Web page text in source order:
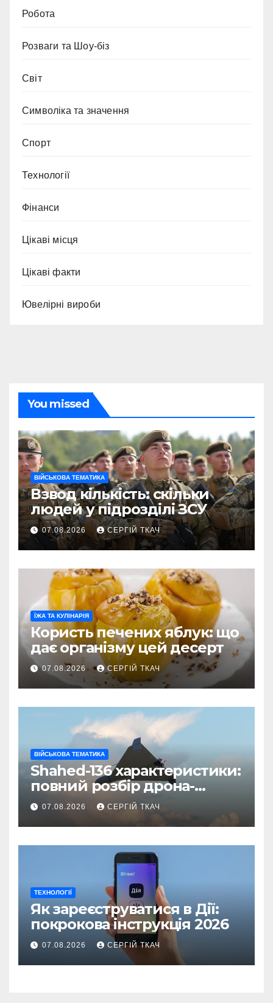
Робота
Розваги та Шоу-біз
Світ
Символіка та значення
Спорт
Технології
Фінанси
Цікаві місця
Цікаві факти
Ювелірні вироби
You missed
ВІЙСЬКОВА ТЕМАТИКА
Взвод кількість: скільки
людей у підрозділі ЗСУ
07.08.2026 СЕРГІЙ ТКАЧ
ЇЖА ТА КУЛІНАРІЯ
Користь печених яблук: що
дає організму цей десерт
07.08.2026 СЕРГІЙ ТКАЧ
ВІЙСЬКОВА ТЕМАТИКА
Shahed-136 характеристики:
повний розбір дрона-
камікадзе
07.08.2026 СЕРГІЙ ТКАЧ
ТЕХНОЛОГІЇ
Як зареєструватися в Дії:
покрокова інструкція 2026
07.08.2026 СЕРГІЙ ТКАЧ